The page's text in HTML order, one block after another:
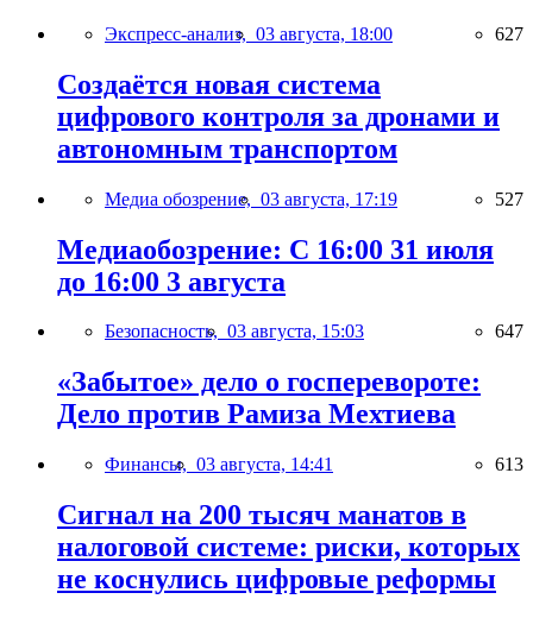
Экспресс-анализ, 03 августа, 18:00 627
Создаётся новая система
цифрового контроля за дронами и
автономным транспортом
Медиа обозрение, 03 августа, 17:19 527
Медиаобозрение: С 16:00 31 июля
до 16:00 3 августа
Безопасность, 03 августа, 15:03 647
«Забытое» дело о госперевороте:
Дело против Рамиза Мехтиева
Финансы, 03 августа, 14:41 613
Сигнал на 200 тысяч манатов в
налоговой системе: риски, которых
не коснулись цифровые реформы